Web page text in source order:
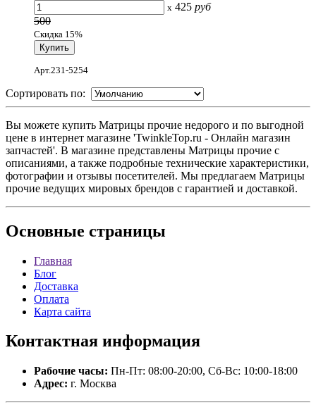
x 425 руб
500
Скидка 15%
Арт.231-5254
Сортировать по:
Вы можете купить Матрицы прочие недорого и по выгодной
цене в интернет магазине 'TwinkleTop.ru - Онлайн магазин
запчастей'. В магазине представлены Матрицы прочие с
описаниями, а также подробные технические характеристики,
фотографии и отзывы посетителей. Мы предлагаем Матрицы
прочие ведущих мировых брендов с гарантией и доставкой.
Основные страницы
Главная
Блог
Доставка
Оплата
Карта сайта
Контактная информация
Рабочие часы: Пн-Пт: 08:00-20:00, Сб-Вс: 10:00-18:00
Адрес: г. Москва